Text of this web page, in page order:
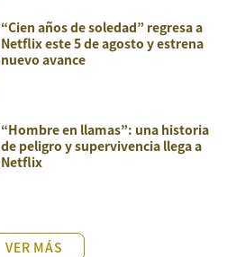
“Cien años de soledad” regresa a
Netflix este 5 de agosto y estrena
nuevo avance
“Hombre en llamas”: una historia
de peligro y supervivencia llega a
Netflix
VER MÁS